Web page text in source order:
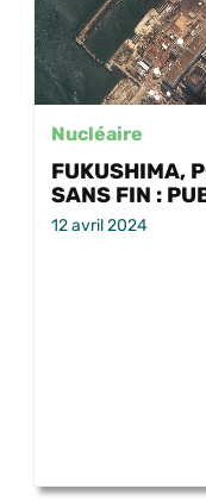
Nucléaire
FUKUSHIMA,
SANS FIN :
12 avril 2024